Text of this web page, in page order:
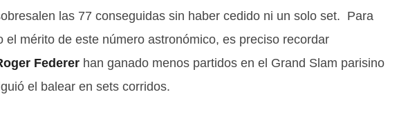
las 77 conseguidas sin haber cedido ni un solo set. Para
el mérito de este número astronómico, es preciso recordar
Federer han ganado menos partidos en el Grand Slam parisino
el balear en sets corridos.